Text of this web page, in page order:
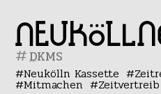
#
Neukölln Kassette
Mitmachen Zeitvertreib